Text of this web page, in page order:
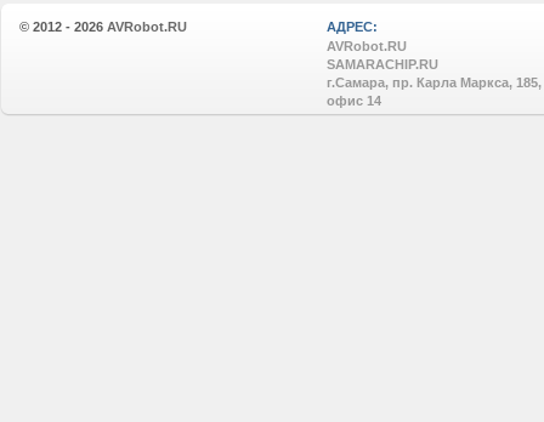
© 2012 - 2026 AVRobot.RU
АДРЕС:
AVRobot.RU
SAMARACHIP.RU
г.Самара, пр. Карла Маркса, 185,
офис 14